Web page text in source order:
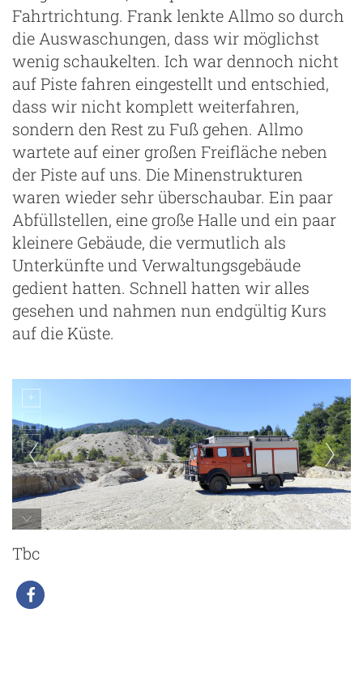
Fahrtrichtung. Frank lenkte Allmo so durch
die Auswaschungen, dass wir möglichst
wenig schaukelten. Ich war dennoch nicht
auf Piste fahren eingestellt und entschied,
dass wir nicht komplett weiterfahren,
sondern den Rest zu Fuß gehen. Allmo
wartete auf einer großen Freifläche neben
der Piste auf uns. Die Minenstrukturen
waren wieder sehr überschaubar. Ein paar
Abfüllstellen, eine große Halle und ein paar
kleinere Gebäude, die vermutlich als
Unterkünfte und Verwaltungsgebäude
gedient hatten. Schnell hatten wir alles
gesehen und nahmen nun endgültig Kurs
auf die Küste.
Tbc